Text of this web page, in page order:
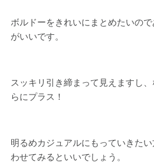
ボルドーをきれいにまとめたいの
がいいです。
スッキリ引き締まって見えますし
らにプラス！
明るめカジュアルにもっていきた
わせてみるといいでしょう。